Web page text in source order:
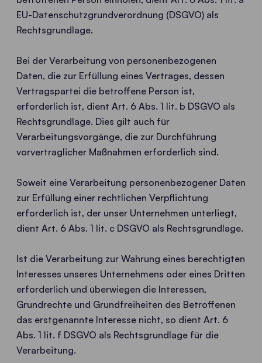
EU-Datenschutzgrundverordnung (DSGVO) als
Rechtsgrundlage.
Bei der Verarbeitung von personenbezogenen
Daten, die zur Erfüllung eines Vertrages, dessen
Vertragspartei die betroffene Person ist,
erforderlich ist, dient Art. 6 Abs. 1 lit. b DSGVO als
Rechtsgrundlage. Dies gilt auch für
Verarbeitungsvorgänge, die zur Durchführung
vorvertraglicher Maßnahmen erforderlich sind.
Soweit eine Verarbeitung personenbezogener Daten
zur Erfüllung einer rechtlichen Verpflichtung
erforderlich ist, der unser Unternehmen unterliegt,
dient Art. 6 Abs. 1 lit. c DSGVO als Rechtsgrundlage.
Ist die Verarbeitung zur Wahrung eines berechtigten
Interesses unseres Unternehmens oder eines Dritten
erforderlich und überwiegen die Interessen,
Grundrechte und Grundfreiheiten des Betroffenen
das erstgenannte Interesse nicht, so dient Art. 6
Abs. 1 lit. f DSGVO als Rechtsgrundlage für die
Verarbeitung.